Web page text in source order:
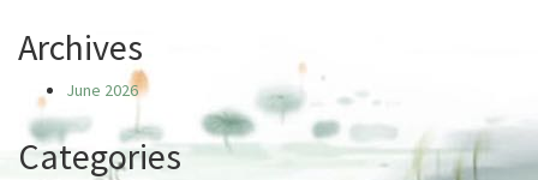
Archives
June 2026
Categories